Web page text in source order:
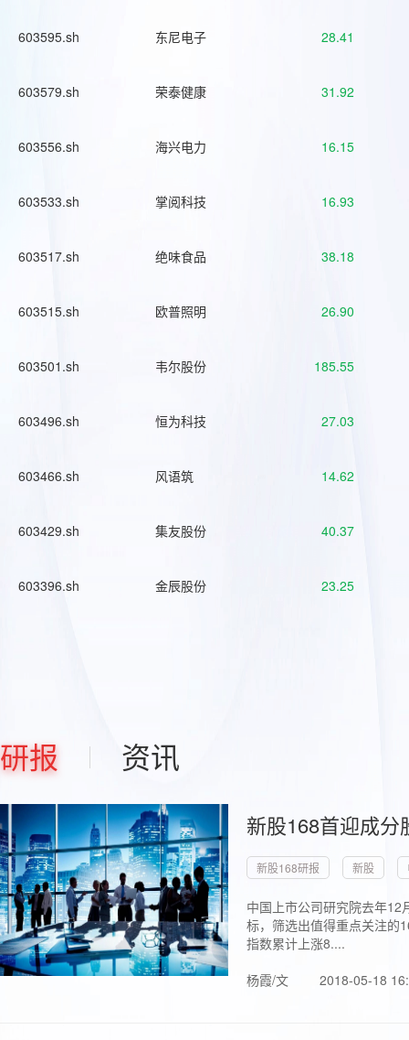
603595.sh 东尼电子 28.41
603579.sh 荣泰健康 31.92
603556.sh 海兴电力 16.15
603533.sh 掌阅科技 16.93
603517.sh 绝味食品 38.18
603515.sh 欧普照明 26.90
603501.sh 韦尔股份 185.55
603496.sh 恒为科技 27.03
603466.sh 风语筑 14.62
603429.sh 集友股份 40.37
603396.sh 金辰股份 23.25
研报 资讯
新股168首迎成
新股168研报 新股
中国上市公司研究院去年
标，筛选出值得重点关注的
指数累计上涨8....
杨霞/文
2018-05-18